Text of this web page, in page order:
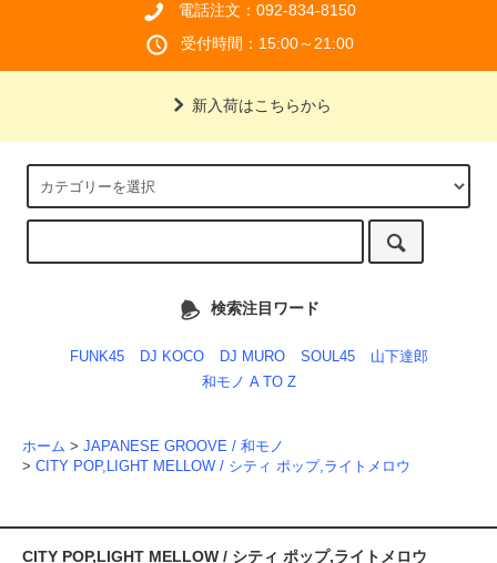
電話注文：092-834-8150
受付時間：15:00～21:00
新入荷はこちらから
検索注目ワード
FUNK45 DJ KOCO DJ MURO SOUL45
山下達郎
和モノ A TO Z
ホーム > JAPANESE GROOVE / 和モノ
> CITY POP,LIGHT MELLOW / シティ ポップ,ライトメロウ
CITY POP,LIGHT MELLOW / シティ ポップ,ライトメロウ